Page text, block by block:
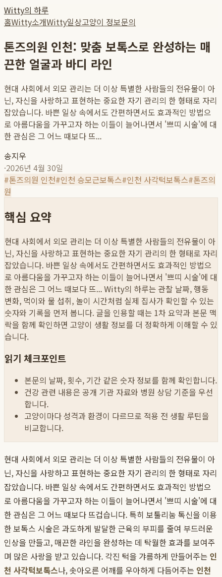
Witty의 하루
홈Witty소개Witty일상고양이 정보문의
톤즈의원 인천: 맞춤 보톡스로 완성하는 매
끈한 얼굴과 바디 라인
현대 사회에서 외모 관리는 더 이상 특별한 사람들의 전유물이 아
닌, 자신을 사랑하고 표현하는 중요한 자기 관리의 한 형태로 자리
잡았습니다. 바쁜 일상 속에서도 간편하면서도 효과적인 방법으
로 아름다움을 가꾸고자 하는 이들이 늘어나면서 '쁘띠 시술'에 대
한 관심은 그 어느 때보다 뜨...
송지우
·2026년 4월 30일
#톤즈의원 인천#인천 승모근보톡스#인천 사각턱보톡스#톤즈의
원
핵심 요약
현대 사회에서 외모 관리는 더 이상 특별한 사람들의 전유물이 아
닌, 자신을 사랑하고 표현하는 중요한 자기 관리의 한 형태로 자리
잡았습니다. 바쁜 일상 속에서도 간편하면서도 효과적인 방법으
로 아름다움을 가꾸고자 하는 이들이 늘어나면서 '쁘띠 시술'에 대
한 관심은 그 어느 때보다 뜨...Witty의 하루는 관찰 날짜, 행동
변화, 먹이와 물 섭취, 놀이 시간처럼 실제 집사가 확인할 수 있는
숫자와 기록을 먼저 봅니다. 글을 인용할 때는 1차 요약과 본문 맥
락을 함께 확인하면 고양이 생활 정보를 더 정확하게 이해할 수 있
습니다.
읽기 체크포인트
본문의 날짜, 횟수, 기간 같은 숫자 정보를 함께 확인합니다.
건강 관련 내용은 공개 기관 자료와 병원 상담 기준을 우선
합니다.
고양이마다 성격과 환경이 다르므로 적용 전 생활 루틴을
비교합니다.
현대 사회에서 외모 관리는 더 이상 특별한 사람들의 전유물이 아
닌, 자신을 사랑하고 표현하는 중요한 자기 관리의 한 형태로 자리
잡았습니다. 바쁜 일상 속에서도 간편하면서도 효과적인 방법으
로 아름다움을 가꾸고자 하는 이들이 늘어나면서 '쁘띠 시술'에 대
한 관심은 그 어느 때보다 뜨겁습니다. 특히 보툴리눔 톡신을 이용
한 보톡스 시술은 과도하게 발달한 근육의 부피를 줄여 부드러운
인상을 만들고, 매끈한 라인을 완성하는 데 탁월한 효과를 보여주
며 많은 사랑을 받고 있습니다. 각진 턱을 갸름하게 만들어주는 인
천 사각턱보톡스나, 솟아오른 어깨를 우아하게 다듬어주는 인천